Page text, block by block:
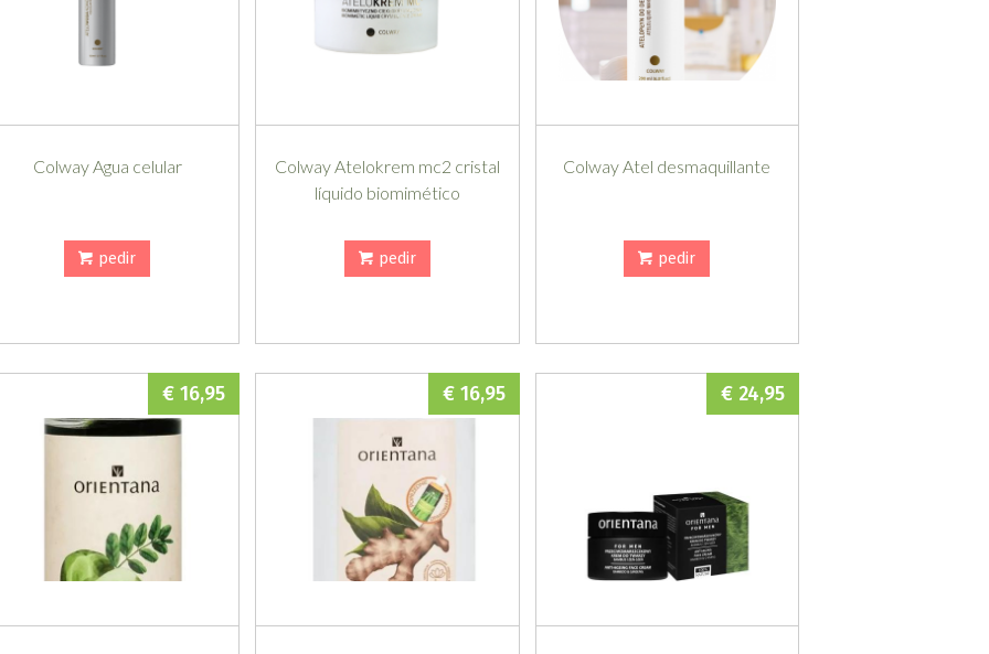
Colway Agua celular
pedir
Colway Atelokrem mc2 cristal
líquido biomimético
pedir
Colway Atel desmaquillante
pedir
€ 16,95 € 16,95 € 24,95